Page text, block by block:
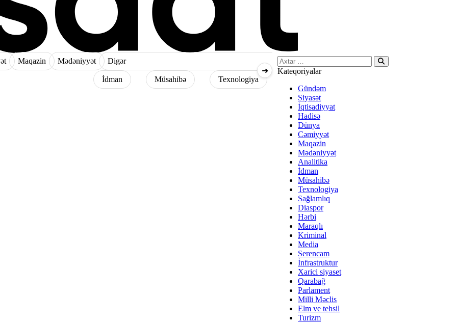
Maqazin Mədəniyyət Digər
İdman Müsahibə Texnologiya
➜
Search…
Kateqoriyalar
Gündəm
Siyasət
İqtisadiyyat
Hadisə
Dünya
Cəmiyyət
Maqazin
Mədəniyyət
Analitika
İdman
Müsahibə
Texnologiya
Sağlamlıq
Diaspor
Hərbi
Maraqlı
Kriminal
Media
Serencam
İnfrastruktur
Xarici siyaset
Qarabağ
Parlament
Milli Məclis
Elm ve tehsil
Turizm